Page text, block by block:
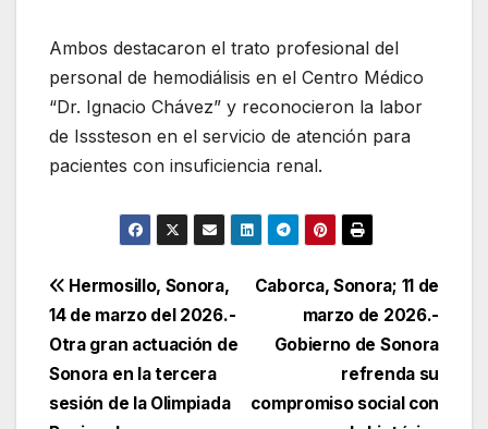
Ambos destacaron el trato profesional del
personal de hemodiálisis en el Centro Médico
“Dr. Ignacio Chávez” y reconocieron la labor
de Isssteson en el servicio de atención para
pacientes con insuficiencia renal.
Navegación
de
entradas
Caborca, Sonora; 11 de
marzo de 2026.-
Gobierno de Sonora
refrenda su
compromiso social con
Hermosillo, Sonora,
14 de marzo del 2026.-
Otra gran actuación de
Sonora en la tercera
sesión de la Olimpiada